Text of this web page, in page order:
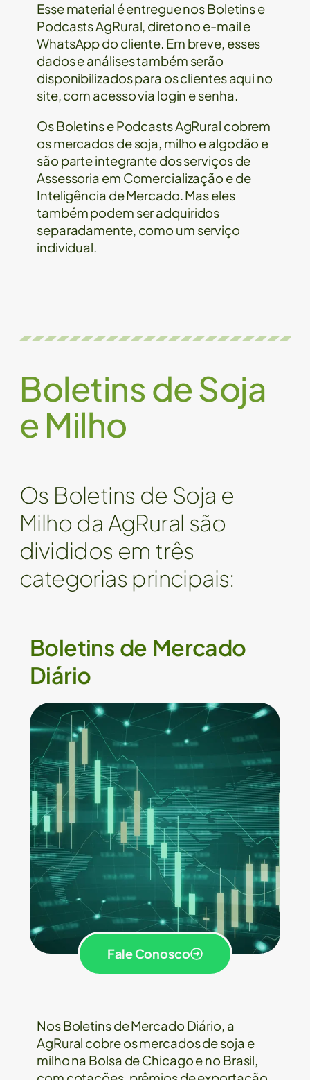
Esse material é entregue nos Boletins e
Podcasts AgRural, direto no e-mail e
WhatsApp do cliente. Em breve, esses
dados e análises também serão
disponibilizados para os clientes aqui no
site, com acesso via login e senha.
Os Boletins e Podcasts AgRural cobrem
os mercados de soja, milho e algodão e
são parte integrante dos serviços de
Assessoria em Comercialização e de
Inteligência de Mercado. Mas eles
também podem ser adquiridos
separadamente, como um serviço
individual.
Boletins de Soja
e Milho
Os Boletins de Soja e
Milho da AgRural são
divididos em três
categorias principais:
Boletins de Mercado
Diário
Fale Conosco
Nos Boletins de Mercado Diário, a
AgRural cobre os mercados de soja e
milho na Bolsa de Chicago e no Brasil,